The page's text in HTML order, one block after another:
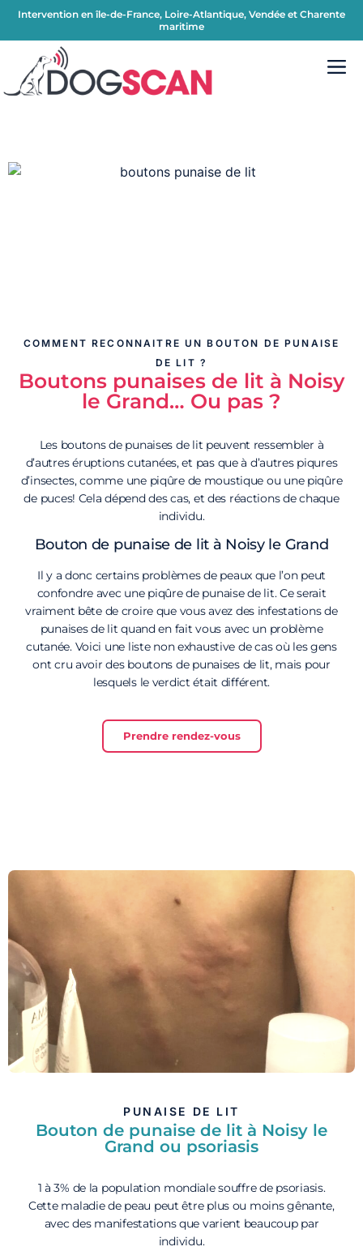
Intervention en île-de-France, Loire-Atlantique, Vendée et Charente
maritime
COMMENT RECONNAITRE UN BOUTON DE PUNAISE
DE LIT ?
Boutons punaises de lit à Noisy
le Grand… Ou pas ?
Les boutons de punaises de lit peuvent ressembler à
d’autres éruptions cutanées, et pas que à d’autres piqures
d’insectes, comme une piqûre de moustique ou une piqûre
de puces! Cela dépend des cas, et des réactions de chaque
individu.
Bouton de punaise de lit à Noisy le Grand
Il y a donc certains problèmes de peaux que l’on peut
confondre avec une piqûre de punaise de lit. Ce serait
vraiment bête de croire que vous avez des infestations de
punaises de lit quand en fait vous avec un problème
cutanée. Voici une liste non exhaustive de cas où les gens
ont cru avoir des boutons de punaises de lit, mais pour
lesquels le verdict était différent.
Prendre rendez-vous
PUNAISE DE LIT
Bouton de punaise de lit à Noisy le
Grand ou psoriasis
1 à 3% de la population mondiale souffre de psoriasis.
Cette maladie de peau peut être plus ou moins gênante,
avec des manifestations que varient beaucoup par
individu.